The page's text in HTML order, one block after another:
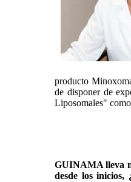
producto
de disponer de
Liposomales"
GUINAMA lleva
desde los inicios,